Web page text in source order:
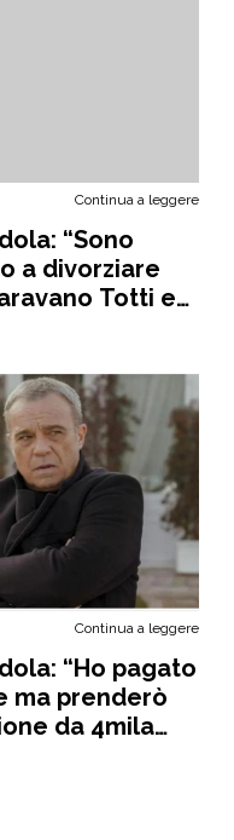
Continua a leggere
“Sono
a divorziare
Totti e
Continua a leggere
“Ho pagato
ma prenderò
da 4mila